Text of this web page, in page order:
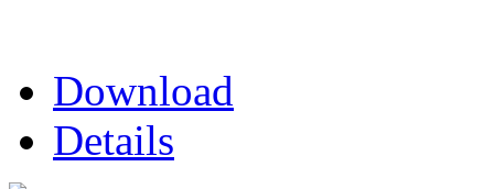
Download
Details